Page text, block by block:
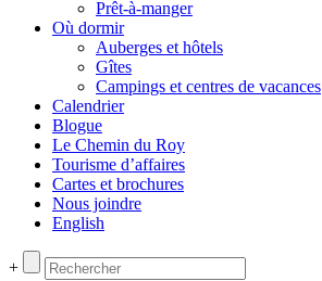
Prêt-à-manger
Où dormir
Auberges et hôtels
Gîtes
Campings et centres de vacances
Calendrier
Blogue
Le Chemin du Roy
Tourisme d’affaires
Cartes et brochures
Nous joindre
English
+